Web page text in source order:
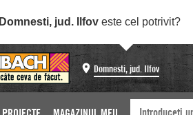
Domnesti, jud. Ilfov este cel potrivit?
Domnesti, jud. Ilfov